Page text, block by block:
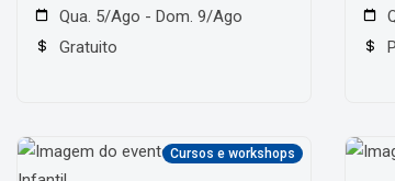
Izabel Livinski
Qua. 5/Ago - Dom. 9/Ago
Gratuito
Cursos e workshops